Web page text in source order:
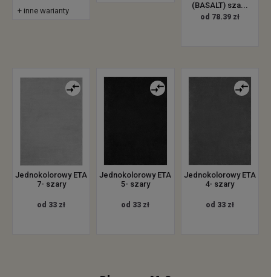
+ inne warianty
(BASALT) sza...
od 78.39 zł
Jednokolorowy ETA
7- szary
od 33 zł
Jednokolorowy ETA
5- szary
od 33 zł
Jednokolorowy ETA
4- szary
od 33 zł